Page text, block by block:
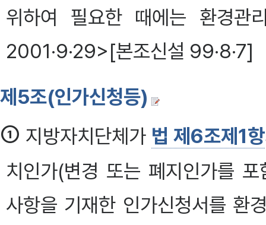
위하여 필요한 때에는 환경
2001·9·29>[본조신설 99·8·7]
제5조(인가신청등)
① 지방자치단체가 법 제6조제1항
치인가(변경 또는 폐지인가를
사항을 기재한 인가신청서를 환